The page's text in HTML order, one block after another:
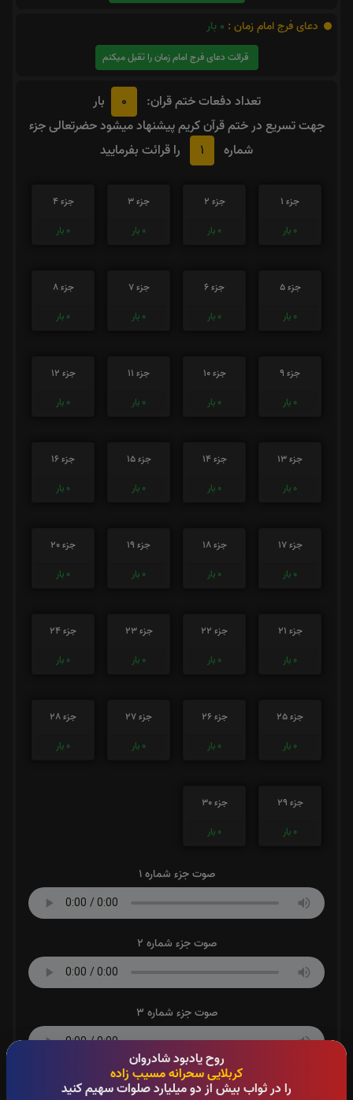
روح یادبود شادروان
کربلایی سحرانه مسیب زاده
را در ثواب بیش از دو میلیارد صلوات سهیم کنید
دعای فرج امام زمان : 0 بار
قرائت دعای فرج امام زمان را تقبل میکنم
تعداد دفعات ختم قران: 0
بار
جهت تسریع در ختم قرآن کریم پیشنهاد میشود حضرتعالی جزء
شماره
1 را قرائت بفرمایید
جزء 1
0 بار
جزء 2
0 بار
جزء 3
0 بار
جزء 4
0 بار
جزء 5
0 بار
جزء 6
0 بار
جزء 7
0 بار
جزء 8
0 بار
جزء 9
0 بار
جزء 10
0 بار
جزء 11
0 بار
جزء 12
0 بار
جزء 13
0 بار
جزء 14
0 بار
جزء 15
0 بار
جزء 16
0 بار
جزء 17
0 بار
جزء 18
0 بار
جزء 19
0 بار
جزء 20
0 بار
جزء 21
0 بار
جزء 22
0 بار
جزء 23
0 بار
جزء 24
0 بار
جزء 25
0 بار
جزء 26
0 بار
جزء 27
0 بار
جزء 28
0 بار
جزء 29
0 بار
جزء 30
0 بار
صوت جزء شماره 1
صوت جزء شماره 2
صوت جزء شماره 3
صوت جزء شماره 4